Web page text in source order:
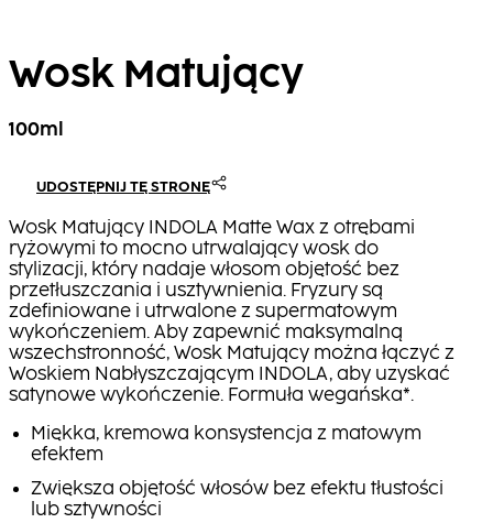
Wosk Matujący
100ml
UDOSTĘPNIJ TĘ STRONĘ
Wosk Matujący INDOLA Matte Wax z otrębami
ryżowymi to mocno utrwalający wosk do
stylizacji, który nadaje włosom objętość bez
przetłuszczania i usztywnienia. Fryzury są
zdefiniowane i utrwalone z supermatowym
wykończeniem. Aby zapewnić maksymalną
wszechstronność, Wosk Matujący można łączyć z
Woskiem Nabłyszczającym INDOLA, aby uzyskać
satynowe wykończenie. Formuła wegańska*.
Miękka, kremowa konsystencja z matowym
efektem
Zwiększa objętość włosów bez efektu tłustości
lub sztywności